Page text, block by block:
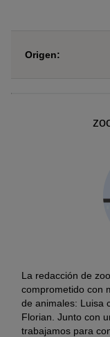
Origen:
La redacción de
comprometido con
de animales: Luisa
Florian. Junto con
trabajamos para